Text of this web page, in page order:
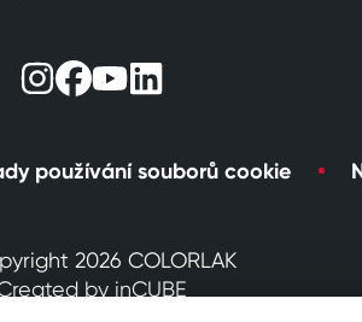
používání souborů cookie
2026 COLORLAK
by inCUBE